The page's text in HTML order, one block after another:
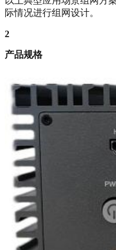
际情况进行组网设计。
2
产品规格